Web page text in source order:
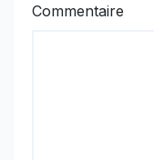
Commentaire